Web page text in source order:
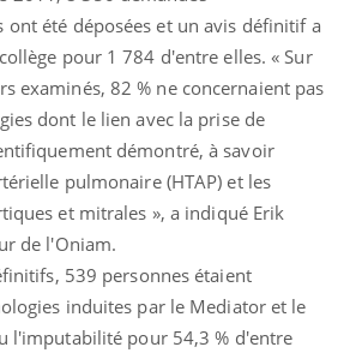
ont été déposées et un avis définitif a
pour 1 784 d'entre elles. « Sur
examinés, 82 % ne concernaient pas
dont le lien avec la prise de
démontré, à savoir
pulmonaire (HTAP) et les
et mitrales », a indiqué Erik
de l'Oniam.
539 personnes étaient
induites par le Mediator et le
l'imputabilité pour 54,3 % d'entre